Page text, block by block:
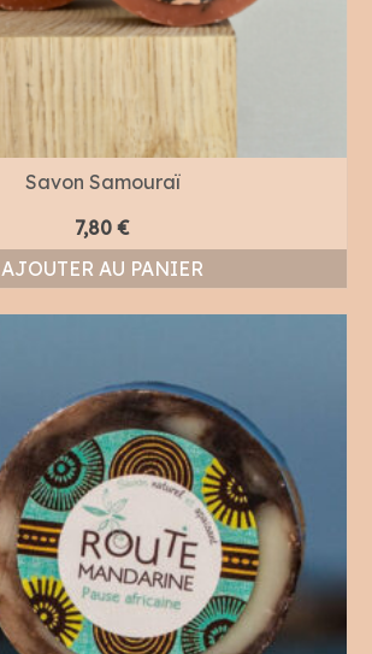
Savon Samouraï
7,80 €
AJOUTER AU PANIER